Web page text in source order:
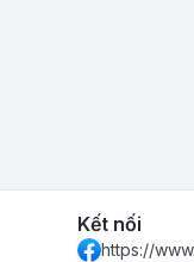
Kết nối
https://